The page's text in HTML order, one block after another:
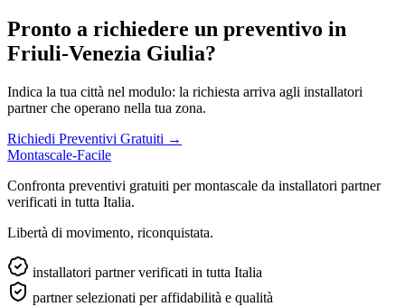
Pronto a richiedere un preventivo in
Friuli-Venezia Giulia?
Indica la tua città nel modulo: la richiesta arriva agli installatori
partner che operano nella tua zona.
Richiedi Preventivi Gratuiti →
Montascale-Facile
Confronta preventivi gratuiti per montascale da installatori partner
verificati in tutta Italia.
Libertà di movimento, riconquistata.
installatori partner verificati in tutta Italia
partner selezionati per affidabilità e qualità